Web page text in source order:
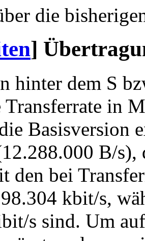
die
]
hinter dem S
Transferrate in
Basisversion
B/
den bei
kbit/s,
s sind. Um